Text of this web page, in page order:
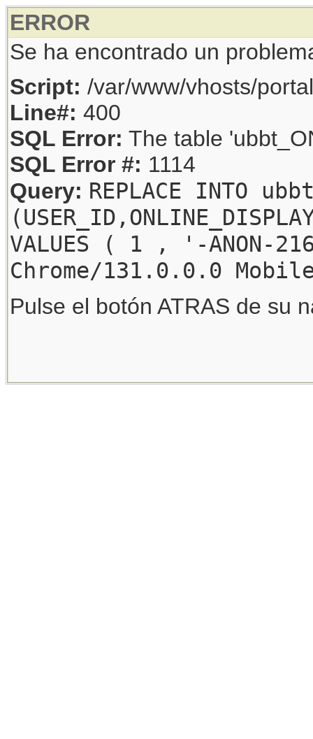
ERROR
Se ha encontrado un
Script: /var/www/vhosts/
Line#: 400
SQL Error: The table
SQL Error #: 1114
Query: REPLACE INTO
VALUES ( 1 , '-
Chrome/131.0.0.0
Pulse el botón ATRAS de su